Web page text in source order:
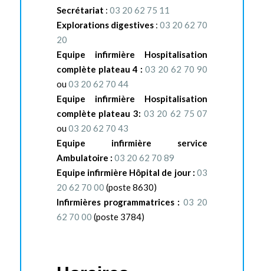
Secrétariat : 03 20 62 75 11
Explorations digestives: 03 20 62 70
20
Equipe infirmière Hospitalisation
complète plateau 4 : 03 20 62 70 90
ou03 20 62 70 44
Equipe infirmière Hospitalisation
complète plateau 3: 03 20 62 75 07
ou03 20 62 70 43
Equipe infirmière service
Ambulatoire : 03 20 62 70 89
Equipe infirmière Hôpital de jour : 03
20 62 70 00 (poste 8630)
Infirmières programmatrices : 03 20
62 70 00 (poste 3784)